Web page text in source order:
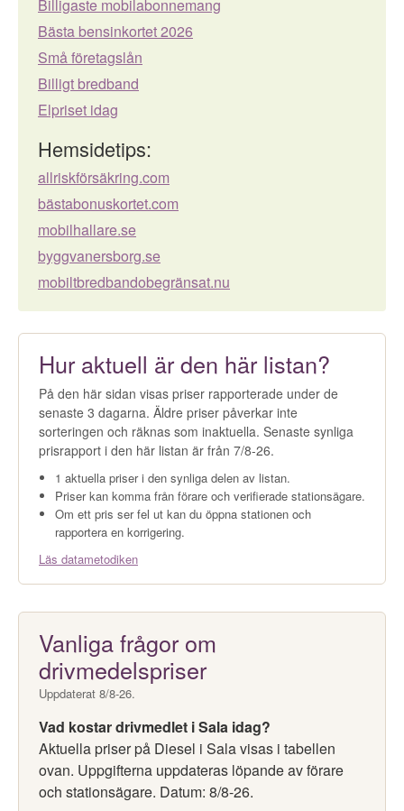
Billigaste mobilabonnemang
Bästa bensinkortet 2026
Små företagslån
Billigt bredband
Elpriset idag
Hemsidetips:
allriskförsäkring.com
bästabonuskortet.com
mobilhallare.se
byggvanersborg.se
mobiltbredbandobegränsat.nu
Hur aktuell är den här listan?
På den här sidan visas priser rapporterade under de
senaste 3 dagarna. Äldre priser påverkar inte
sorteringen och räknas som inaktuella. Senaste synliga
prisrapport i den här listan är från 7/8-26.
1 aktuella priser i den synliga delen av listan.
Priser kan komma från förare och verifierade stationsägare.
Om ett pris ser fel ut kan du öppna stationen och
rapportera en korrigering.
Läs datametodiken
Vanliga frågor om
drivmedelspriser
Uppdaterat 8/8-26.
Vad kostar drivmedlet i Sala idag?
Aktuella priser på Diesel i Sala visas i tabellen
ovan. Uppgifterna uppdateras löpande av förare
och stationsägare. Datum: 8/8-26.